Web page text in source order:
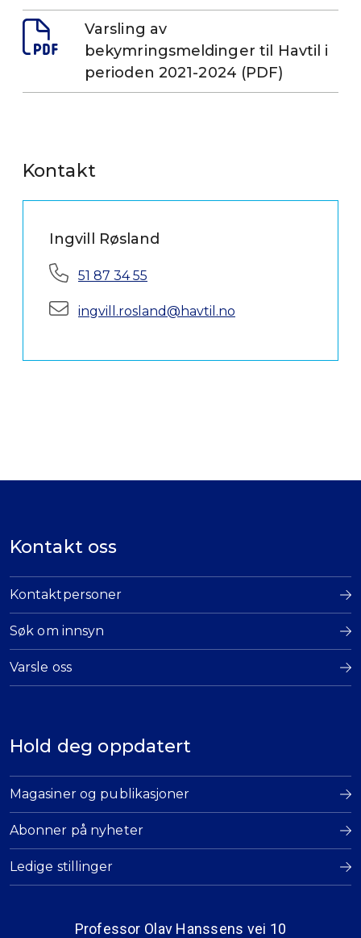
Varsling av
bekymringsmeldinger til Havtil i
perioden 2021-2024 (PDF)
Kontakt
Ingvill Røsland
Telefon:51 87 34 55
E-post:ingvill.rosland@havtil.no
Kontakt oss
Kontaktpersoner
Søk om innsyn
Varsle oss
Hold deg oppdatert
Magasiner og publikasjoner
Abonner på nyheter
Ledige stillinger
Professor Olav Hanssens vei 10